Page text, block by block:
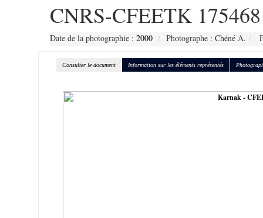
CNRS-CFEETK 175468
Date de la photographie : 2000 Photographe : Chéné A.
Consulter le document Information sur les éléments représentés